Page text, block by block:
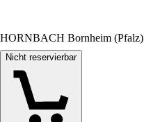
HORNBACH Bornheim (Pfalz)
Nicht reservierbar